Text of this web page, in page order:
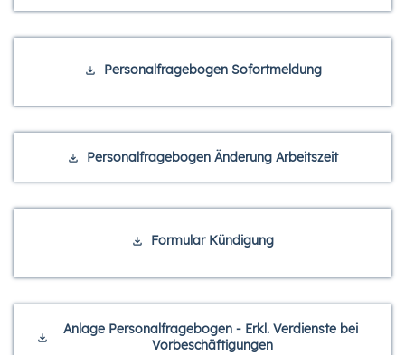
Personalfragebogen Sofortmeldung
Personalfragebogen Änderung Arbeitszeit
Formular Kündigung
Anlage Personalfragebogen - Erkl. Verdienste bei
Vorbeschäftigungen